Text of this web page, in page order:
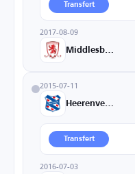
Transfert
2017-08-09
2015-07-11
Transfert
2016-07-03